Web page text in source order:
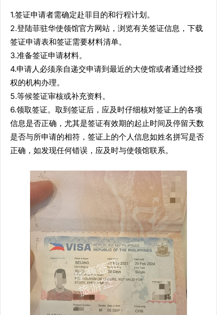
1.签证申请者需确定赴菲目的和行程计划。
2.登陆菲驻华使领馆官方网站，浏览有关签证信息，下载
签证申请表和签证需要材料清单。
3.准备签证申请材料。
4.申请人必须亲自递交申请到最近的大使馆或者通过经授
权的机构办理。
5.等候签证审核或补充资料。
6.领取签证。取到签证后，应及时仔细核对签证上的各项
信息是否正确，尤其是签证有效期的起止时间及停留天数
是否与所申请的相符，签证上的个人信息如姓名拼写是否
正确，如发现任何错误，应及时与使领馆联系。